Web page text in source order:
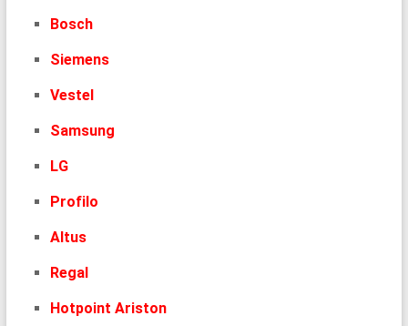
Bosch
Siemens
Vestel
Samsung
LG
Profilo
Altus
Regal
Hotpoint Ariston